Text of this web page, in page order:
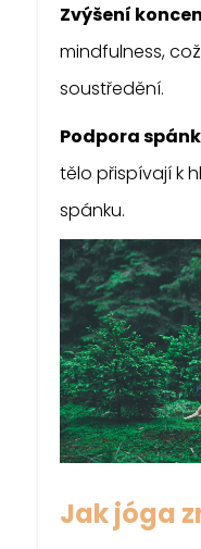
Zvýšení
mindfulness,
soustředění.
Podpora
tělo přispívají k
spánku.
Jak jóga